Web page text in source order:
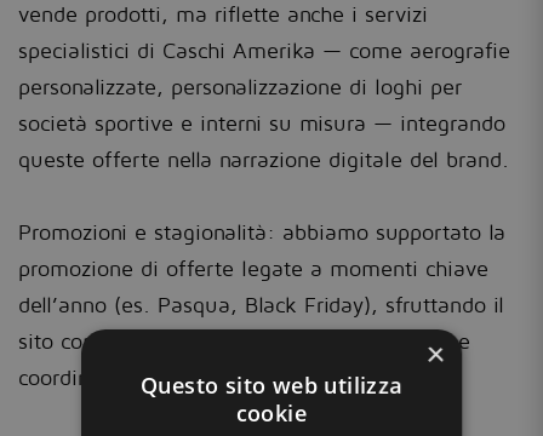
vende prodotti, ma riflette anche i servizi
specialistici di Caschi Amerika — come aerografie
personalizzate, personalizzazione di loghi per
società sportive e interni su misura — integrando
queste offerte nella narrazione digitale del brand.
Promozioni e stagionalità: abbiamo supportato la
promozione di offerte legate a momenti chiave
dell’anno (es. Pasqua, Black Friday), sfruttando il
sito come piattaforma centrale per campagne
coordinate.
×
Questo sito web utilizza
cookie